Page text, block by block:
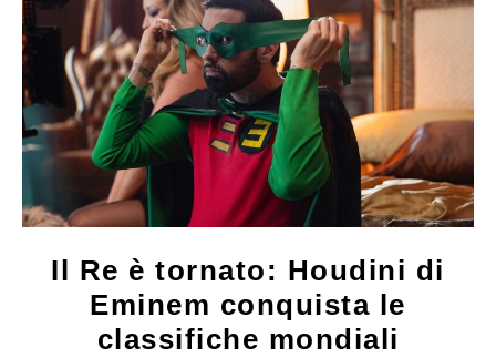
Il Re è tornato: Houdini di
Eminem conquista le
classifiche mondiali